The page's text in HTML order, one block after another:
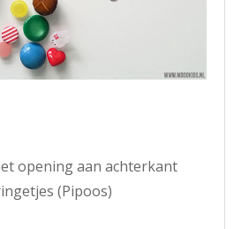
opening aan achterkant
(Pipoos)